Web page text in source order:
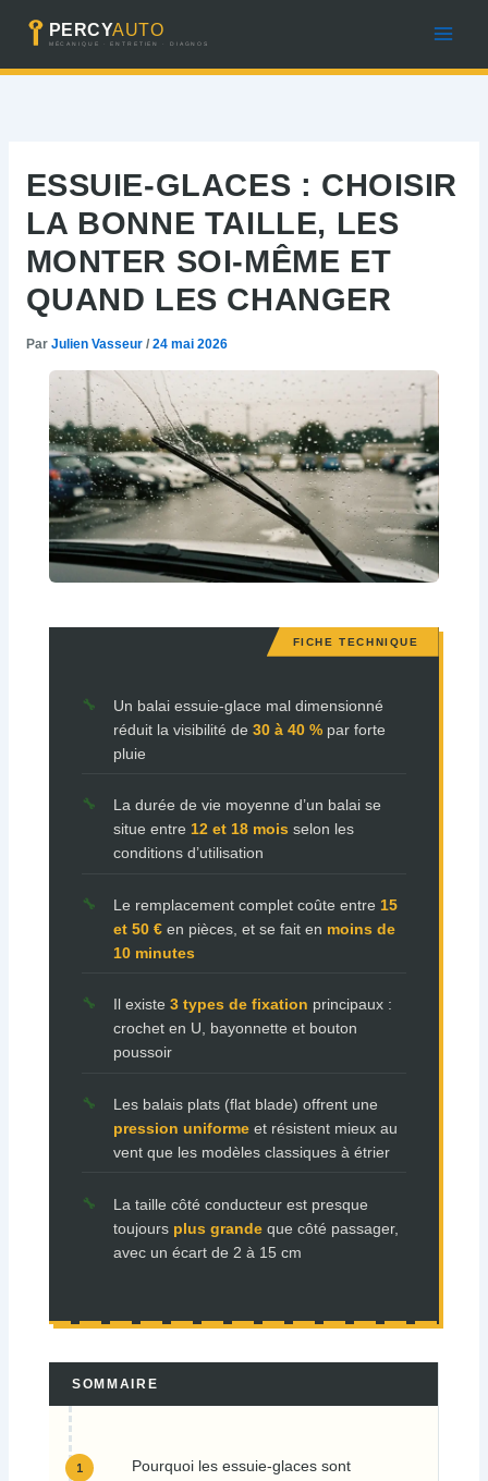
contenu
ESSUIE-GLACES : CHOISIR
LA BONNE TAILLE, LES
MONTER SOI-MÊME ET
QUAND LES CHANGER
Par Julien Vasseur / 24 mai 2026
Un balai essuie-glace mal dimensionné
réduit la visibilité de 30 à 40 %par forte
pluie
La durée de vie moyenne d’un balai se
situe entre 12 et 18 mois selon les
conditions d’utilisation
Le remplacement complet coûte entre 15
et 50 €en pièces, et se fait en moins de
10 minutes
Il existe 3 types de fixation principaux :
crochet en U, bayonnette et bouton
poussoir
Les balais plats (flat blade) offrent une
pression uniformeet résistent mieux au
vent que les modèles classiques à étrier
La taille côté conducteur est presque
toujours plus grandeque côté passager,
avec un écart de 2 à 15 cm
SOMMAIRE
Pourquoi les essuie-glaces sont